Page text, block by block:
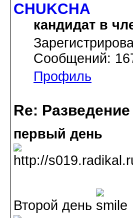
CHUKCHA
кандидат в
Сообщений:
Профиль
Re:
первый день
Второй день